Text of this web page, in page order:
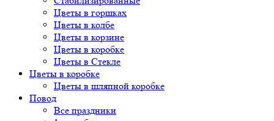
Цветы в горшках
Цветы в колбе
Цветы в корзине
Цветы в коробке
Цветы в Стекле
Цветы в коробке
Цветы в шляпной коробке
Повод
Все праздники